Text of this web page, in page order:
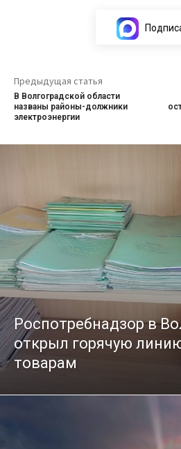
Предыдущая статья
В Волгоградской области
названы районы-должники
электроэнергии
Роспотребнадзор в
открыл горячую
товарам